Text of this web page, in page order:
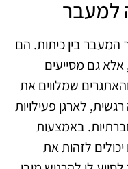
למעבר
המעבר בין כיתות. הם
גם מסייעים
שמלווים את
לארגן פעילויות
באמצעות
לזהות את